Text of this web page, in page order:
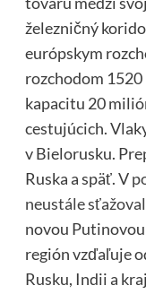
železničný
európskym
rozchodom
kapacitu 20
cestujúcich.
v Bielorusku.
Ruska a späť. V
neustále
novou Putinovou
región vzďaľuje
Rusku, Indii a